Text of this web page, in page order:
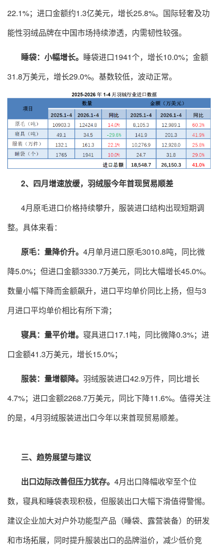
22.1%；进口金额约1.3亿美元，增长25.8%。国际轻奢及功
能性羽绒品牌在中国市场持续渗透，内需韧性较强。
睡袋：小幅增长。 睡袋进口1941个，增长10.0%；金额
31.8万美元，增长29.0%。基数较低，波动正常。
2、四月增速放缓，羽绒服今年首现贸易顺差
4月原毛进口价格持续攀升，服装进口结构出现短期调
整。具体来看：
原毛：量降价升。 4月单月进口原毛3010.8吨，同比微
降5.0%；但进口金额3330.7万美元，同比大幅增长45.0%。
数量小幅下降而金额飙升，进口平均单价同比上扬，但与3
月进口平均单价相比有所下滑；
寝具：量平价增。 寝具进口17.1吨，同比微降0.3%；进
口金额41.3万美元，增长15.0%；
服装：量增额降。 羽绒服装进口42.9万件，同比增长
4.7%；进口金额2268.7万美元，同比下降11.6%。值得关注
的是，4月羽绒服装进出口今年以来首现贸易顺差。
三、趋势展望与建议
出口边际改善但压力犹存。 4月出口降幅收窄至个位
数，寝具和睡袋表现积极，但服装出口大幅下滑值得警惕。
建议企业加大对户外功能型产品（睡袋、露营装备）的研发
和市场拓展，同时提升服装出口的品牌溢价，减少低价竞